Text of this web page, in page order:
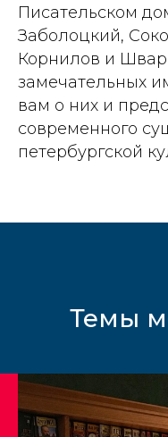
Писательском
Заболоцкий,
Корнилов и
замечательных
вам о них и
современного
петербургской
Темы